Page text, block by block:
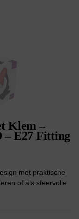
Klem –
– E27 Fitting
met praktische
of als sfeervolle